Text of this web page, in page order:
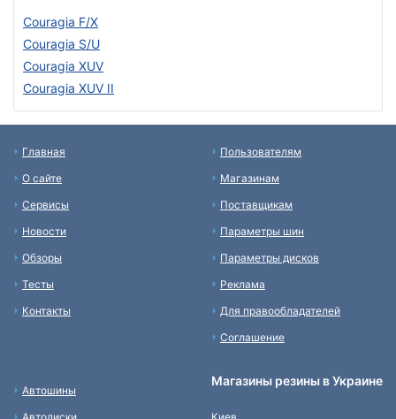
Couragia F/X
Couragia S/U
Couragia XUV
Couragia XUV II
Главная
О сайте
Сервисы
Новости
Обзоры
Тесты
Контакты
Пользователям
Магазинам
Поставщикам
Параметры шин
Параметры дисков
Реклама
Для правообладателей
Соглашение
Автошины
Магазины резины в Украине